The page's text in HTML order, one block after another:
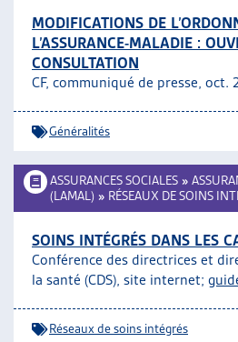
MODIFICATIONS DE
L’ASSURANCE-MALADIE :
CONSULTATION
CF, communiqué de presse, oct.
Généralités
ASSURANCES SOCIALES »
(LAMAL) » RÉSEAUX DE SOINS
SOINS INTÉGRÉS DANS LES
Conférence des directrices et
la santé (CDS), site internet;
Réseaux de soins intégrés